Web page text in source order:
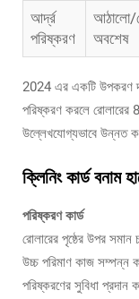
আর্দ্র
পরিষ্করণ
আঠালো/
অবশেষ
2024 এর একটি উপকরণ
পরিষ্করণ করলে রোলারের
উল্লেখযোগ্যভাবে উন্নত
ক্লিনিং কার্ড বনাম
পরিষ্করণ কার্ড
রোলারের পৃষ্ঠের উপর
উচ্চ পরিমাণ কাজ সম্পন্ন
পরিষ্করণের সুবিধা প্রদান